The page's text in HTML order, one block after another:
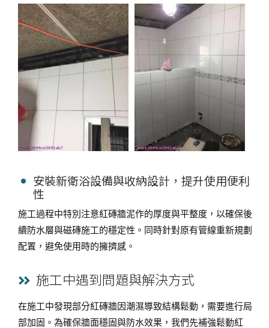
安裝新衛浴設備與收納設計，提升使用便利
性
施工過程中特別注意紅磚牆泥作的厚度與平整度，以確保後
續防水層與磁磚施工的穩定性。同時針對原有管線重新規劃
配置，避免使用時的擁擠感。
施工中遇到問題與解決方式
在施工中發現部分紅磚牆因潮濕導致結構鬆動，需要進行局
部加固。為確保牆面穩固與防水效果，我們先補強鬆動紅